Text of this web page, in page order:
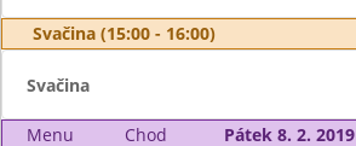
Svačina (15:00 - 16:00)
Svačina
Menu Chod
Pátek 8. 2. 2019